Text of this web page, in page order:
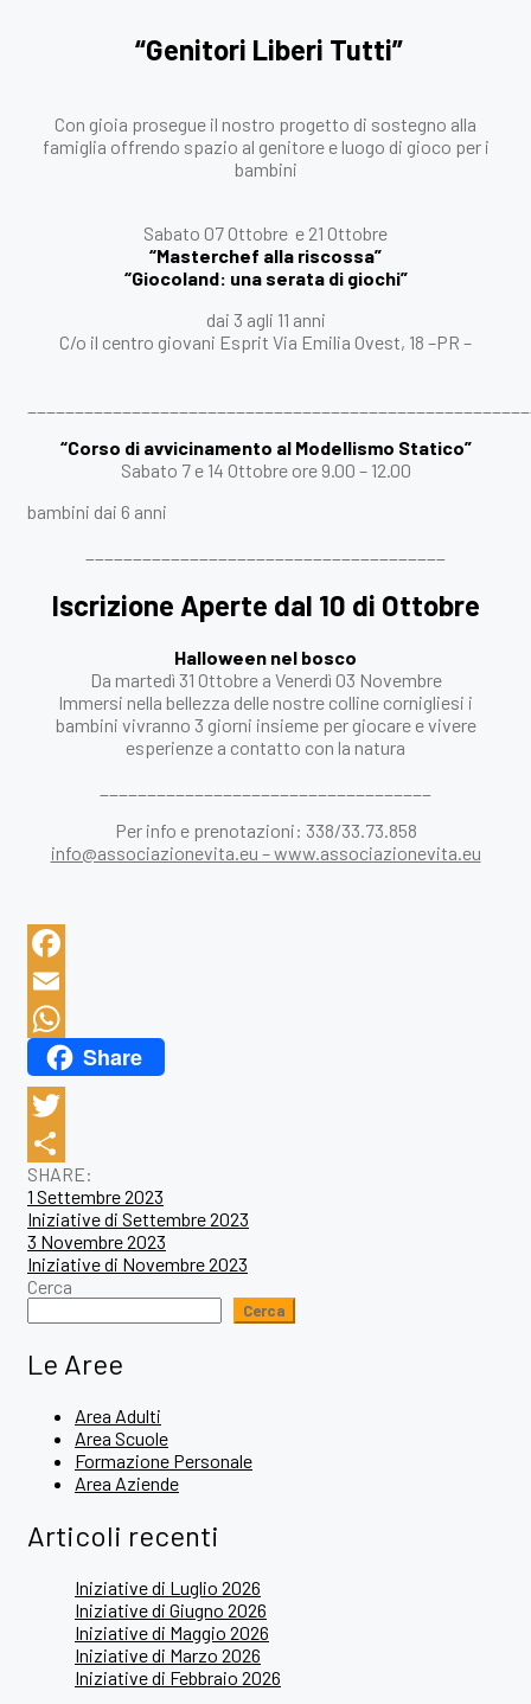
“Genitori Liberi Tutti”
Con gioia prosegue il nostro progetto di sostegno alla
famiglia offrendo spazio al genitore e luogo di gioco per i
bambini
Sabato 07 Ottobre e 21 Ottobre
“Masterchef alla riscossa”
“Giocoland: una serata di giochi”
dai 3 agli 11 anni
C/o il centro giovani Esprit Via Emilia Ovest, 18 –PR –
“Corso di avvicinamento al Modellismo Statico”
Sabato 7 e 14 Ottobre ore 9.00 – 12.00
bambini dai 6 anni
Iscrizione Aperte dal 10 di Ottobre
Halloween nel bosco
Da martedì 31 Ottobre a Venerdì 03 Novembre
Immersi nella bellezza delle nostre colline cornigliesi i
bambini vivranno 3 giorni insieme per giocare e vivere
esperienze a contatto con la natura
Per info e prenotazioni: 338/33.73.858
info@associazionevita.eu – www.associazionevita.eu
Facebook
Email
WhatsAppShare
Twitter
Condividi
SHARE:
Post
navigation
1 Settembre 2023
Iniziative di Settembre 2023
3 Novembre 2023
Iniziative di Novembre 2023
Cerca
Cerca
Le Aree
Area Adulti
Area Scuole
Formazione Personale
Area Aziende
Articoli recenti
Iniziative di Luglio 2026
Iniziative di Giugno 2026
Iniziative di Maggio 2026
Iniziative di Marzo 2026
Iniziative di Febbraio 2026